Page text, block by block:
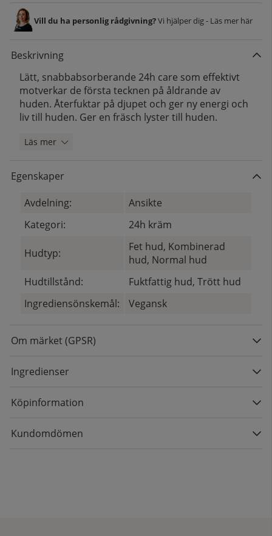
Vill du ha personlig rådgivning?Vi hjälper dig - Läs mer här
Beskrivning
Lätt, snabbabsorberande 24h care som effektivt
motverkar de första tecknen på åldrande av
huden. Återfuktar på djupet och ger ny energi och
liv till huden. Ger en fräsch lyster till huden.
Läs mer
Egenskaper
Avdelning:
Ansikte
Kategori:
24h kräm
Hudtyp:
Fet hud, Kombinerad
hud, Normal hud
Hudtillstånd:
Fuktfattig hud, Trött hud
Ingrediensönskemål:
Vegansk
Om märket (GPSR)
Ingredienser
Köpinformation
Kundomdömen